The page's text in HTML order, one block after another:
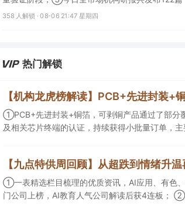
评级得到上调，9家公司获得首度覆盖，其中乔锋
度覆盖；④在个股机构关注度排行中，华峰化学首
358 人解锁 ·08-06 21:47 星期四
热门解锁
①PCB+先进封装+铜箔，可剥铜产品通过了部分
及相关芯片终端的认证，持续获得小批量订单，
具备承接细胞与基因治疗产品商业化受托生产的
买入。
①一表精选栏目梳理的优质资讯，AI应用、有色
门公司上榜，AI教育人气公司解读后获4连板； ②AI应用本周活跃，栏目